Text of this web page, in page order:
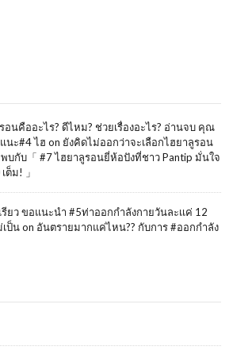
นคืออะไร? ดีไหม? ช่วยเรื่องอะไร? อ่านจบ คุณ
นะ#4 ไฮ on ยังคิดไม่ออกว่าจะเลือกไฮยาลูรอน
บกับ「 #7 ไฮยาลูรอนยี่ห้อปังที่ชาว Pantip มั่นใจ
ต็ม! 」
ยว ขอแนะนำ #5ท่าออกกำลังกายวันละเเค่ 12
ป็นon อันตรายมากแค่ไหน?? กับการ #ออกกำลัง